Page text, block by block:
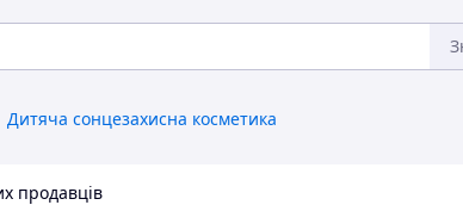
Дитяча сонцезахисна косметика
продавців